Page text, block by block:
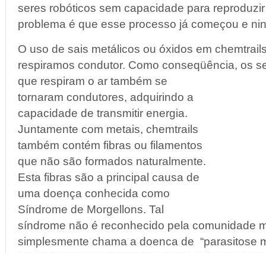
seres robóticos sem capacidade para
problema é que esse processo já começou e
O uso de sais metálicos ou óxidos em
respiramos condutor. Como conseqüência, os
que respiram o ar também se
tornaram condutores, adquirindo a
capacidade de transmitir energia.
Juntamente com metais, chemtrails
também contém fibras ou filamentos
que não são formados naturalmente.
Esta fibras são a principal causa de
uma doença conhecida como
Síndrome de Morgellons. Tal
síndrome não é reconhecido pela comunidade
simplesmente chama a doenca de “parasitose